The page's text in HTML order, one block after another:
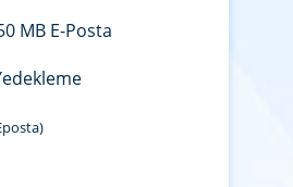
MB E-Posta